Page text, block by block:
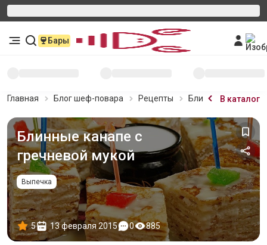
Бары
Главная Блог шеф-повара Рецепты Блинные канапе с
В каталог
Блинные канапе с
гречневой мукой
Выпечка
5 13 февраля 2015 0 885